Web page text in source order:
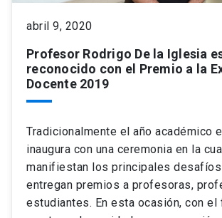
abril 9, 2020
Profesor Rodrigo De la Iglesia
reconocido con el Premio a la
Docente 2019
Tradicionalmente el año académico
inaugura con una ceremonia en la
manifiestan los principales
entregan premios a profesoras,
estudiantes. En esta ocasión, con el